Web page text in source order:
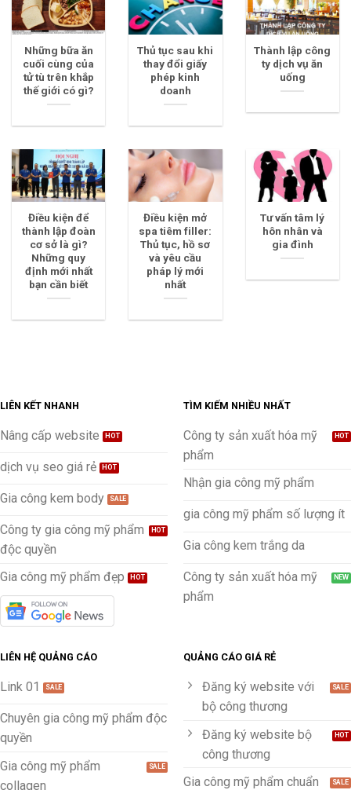
Những bữa ăn
cuối cùng của
tử tù trên khắp
thế giới có gì?
Thủ tục sau khi
thay đổi giấy
phép kinh
doanh
Thành lập công
ty dịch vụ ăn
uống
Điều kiện để
thành lập đoàn
cơ sở là gì?
Những quy
định mới nhất
bạn cần biết
Điều kiện mở
spa tiêm filler:
Thủ tục, hồ sơ
và yêu cầu
pháp lý mới
nhất
Tư vấn tâm lý
hôn nhân và
gia đình
LIÊN KẾT NHANH
Nâng cấp website
dịch vụ seo giá rẻ
Gia công kem body
Công ty gia công mỹ phẩm
độc quyền
Gia công mỹ phẩm đẹp
TÌM KIẾM NHIỀU NHẤT
Công ty sản xuất hóa mỹ
phẩm
Nhận gia công mỹ phẩm
gia công mỹ phẩm số lượng ít
Gia công kem trắng da
Công ty sản xuất hóa mỹ
phẩm
LIÊN HỆ QUẢNG CÁO
Link 01
Chuyên gia công mỹ phẩm độc
quyền
Gia công mỹ phẩm
collagen
QUẢNG CÁO GIÁ RẺ
Đăng ký website với
bộ công thương
Đăng ký website bộ
công thương
Gia công mỹ phẩm chuẩn